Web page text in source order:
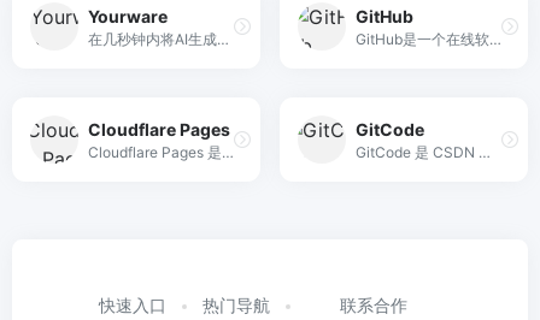
Yourware
在几秒钟内将AI生成的代码转换为实时网站。您的软件从Vibe编码和AI HTML创建者中部署HTML或TSX - 零配置，可共享URL，即时缩放。更快地分享您的AI创作。
GitHub
GitHub是一个在线软件源代码托管服务平台，使用Git作为版本控制软件
Cloudflare Pages
Cloudflare Pages 是一个 JAMstack 平台，供前端开发人员协作和部署网站。 Build your next application with Cloudflare Pages
GitCode
GitCode 是 CSDN 为开发者提供的开源项目创新服务平台，秉承“创新、开放、协作、共享”的开源价值观，致力于为大规模开源开放协同创新助力赋能，打造创新成果孵化和新时代开发者培养的开源创新生态！支持公有云使用、私有化部署以及软硬一体化私有部署。
快速入口 热门导航 联系合作